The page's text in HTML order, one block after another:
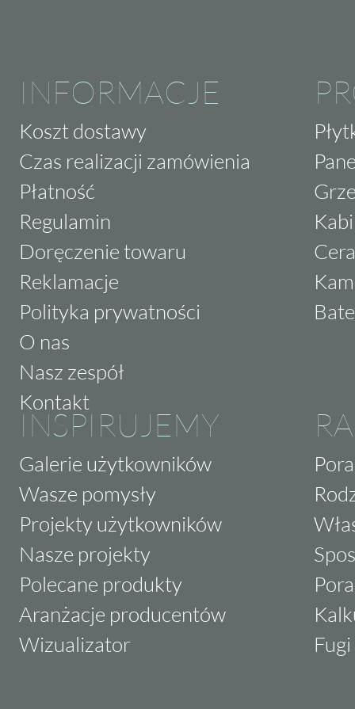
INFORMACJE
Koszt dostawy
Czas realizacji zamówienia
Płatność
Regulamin
Doręczenie towaru
Reklamacje
Polityka prywatności
O nas
Nasz zespół
Kontakt
INSPIRUJEMY
Galerie użytkowników
Wasze pomysły
Projekty użytkowników
Nasze projekty
Polecane produkty
Aranżacje producentów
Wizualizator